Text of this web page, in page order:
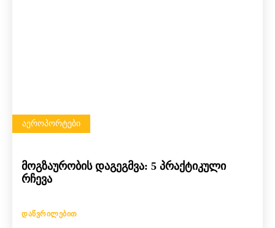
ᲐᲔᲠᲝᲞᲝᲠᲢᲔᲑᲘ
მოგზაურობის დაგეგმვა: 5 პრაქტიკული
რჩევა
ᲓᲐᲬᲕᲠᲘᲚᲔᲑᲘᲗ